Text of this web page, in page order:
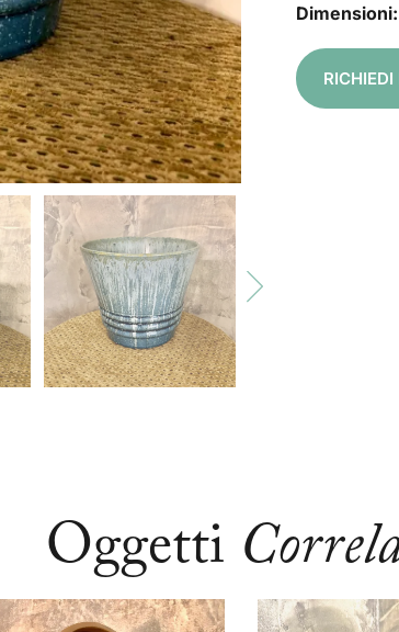
Dimensioni:
Oggetti